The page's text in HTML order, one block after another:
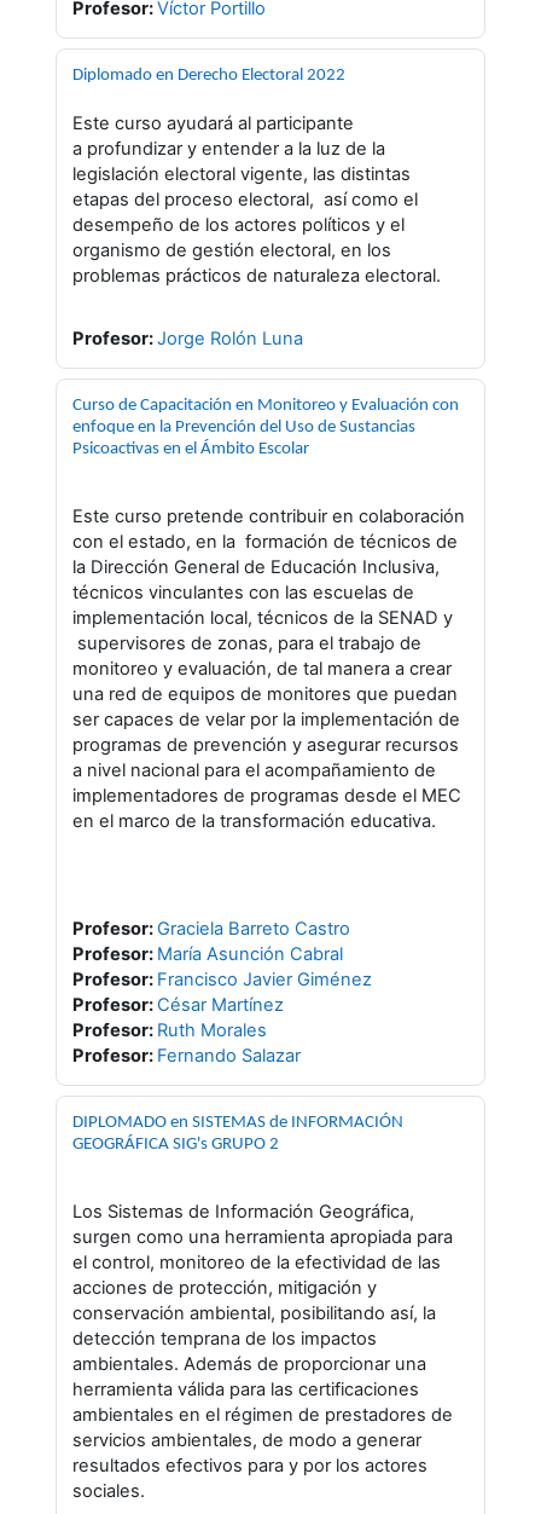
Profesor:Víctor Portillo
Diplomado en Derecho Electoral 2022
Este curso ayudará al participante
a profundizar y entender a la luz de la
legislación electoral vigente, las distintas
etapas del proceso electoral, así como el
desempeño de los actores políticos y el
organismo de gestión electoral, en los
problemas prácticos de naturaleza electoral.
Profesor:Jorge Rolón Luna
Curso de Capacitación en Monitoreo y Evaluación con
enfoque en la Prevención del Uso de Sustancias
Psicoactivas en el Ámbito Escolar
Este curso pretende contribuir en colaboración
con el estado, en la formación de técnicos de
la Dirección General de Educación Inclusiva,
técnicos vinculantes con las escuelas de
implementación local, técnicos de la SENAD y
supervisores de zonas, para el trabajo de
monitoreo y evaluación, de tal manera a crear
una red de equipos de monitores que puedan
ser capaces de velar por la implementación de
programas de prevención y asegurar recursos
a nivel nacional para el acompañamiento de
implementadores de programas desde el MEC
en el marco de la transformación educativa.
Profesor:Graciela Barreto Castro
Profesor: María Asunción Cabral
Profesor: Francisco Javier Giménez
Profesor:César Martínez
Profesor: Ruth Morales
Profesor: Fernando Salazar
DIPLOMADO en SISTEMAS de INFORMACIÓN
GEOGRÁFICA SIG's GRUPO 2
Los Sistemas de Información Geográfica,
surgen como una herramienta apropiada para
el control, monitoreo de la efectividad de las
acciones de protección, mitigación y
conservación ambiental, posibilitando así, la
detección temprana de los impactos
ambientales. Además de proporcionar una
herramienta válida para las certificaciones
ambientales en el régimen de prestadores de
servicios ambientales, de modo a generar
resultados efectivos para y por los actores
sociales.